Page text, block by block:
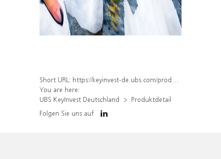
Short URL: https://keyinvest-de.ubs.com/produkt/detail/index/isin/DE000WA0H826
You are here:
UBS KeyInvest Deutschland
Produktdetail
Folgen Sie uns auf